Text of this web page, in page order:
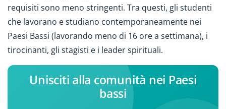
requisiti sono meno stringenti. Tra questi, gli studenti
che lavorano e studiano contemporaneamente nei
Paesi Bassi (lavorando meno di 16 ore a settimana), i
tirocinanti, gli stagisti e i leader spirituali.
Unisciti alla comunità nei Paesi
bassi